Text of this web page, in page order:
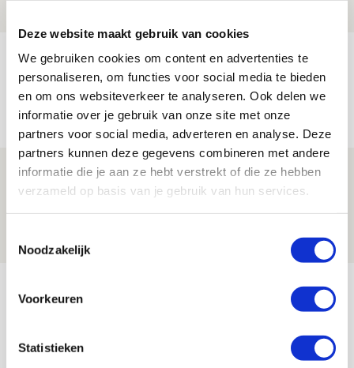
Deze website maakt gebruik van cookies
We gebruiken cookies om content en advertenties te
personaliseren, om functies voor social media te bieden
en om ons websiteverkeer te analyseren. Ook delen we
informatie over je gebruik van onze site met onze
partners voor social media, adverteren en analyse. Deze
partners kunnen deze gegevens combineren met andere
informatie die je aan ze hebt verstrekt of die ze hebben
verzameld op basis van je gebruik van hun services.
Noodzakelijk
Voorkeuren
Statistieken
Volop enthousiasme in fotoverslag van
Europees treffen met Shelbourne
Míchel niet blij met resultaat en spel
na rust: ‘De focus nam af’
Selectiedag ballenjongens/-meiden